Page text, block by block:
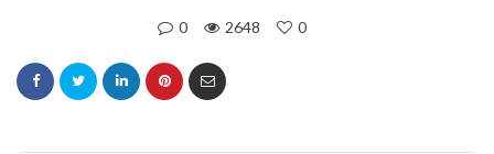
0 2648 0